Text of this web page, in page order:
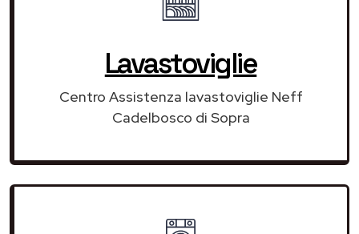
Lavastoviglie
Centro Assistenza lavastoviglie Neff
Cadelbosco di Sopra